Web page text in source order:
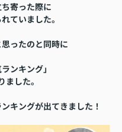
寄った際に
ていました。
思ったのと同時に
ンキング」
ました。
キングが出てきました！